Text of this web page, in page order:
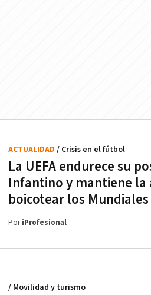
La UEFA endurece su
Infantino y mantiene la
boicotear los Mundiales
ACTUALIDAD / Crisis en el fútbol
PoriProfesional
/ Movilidad y turismo